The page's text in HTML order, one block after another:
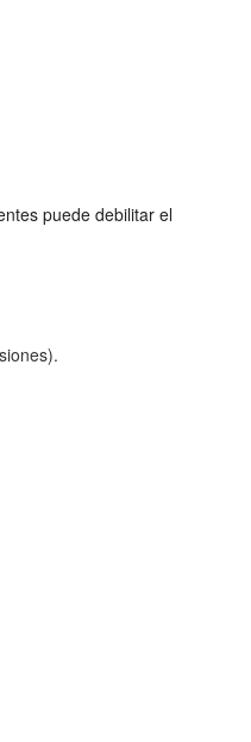
puede debilitar el